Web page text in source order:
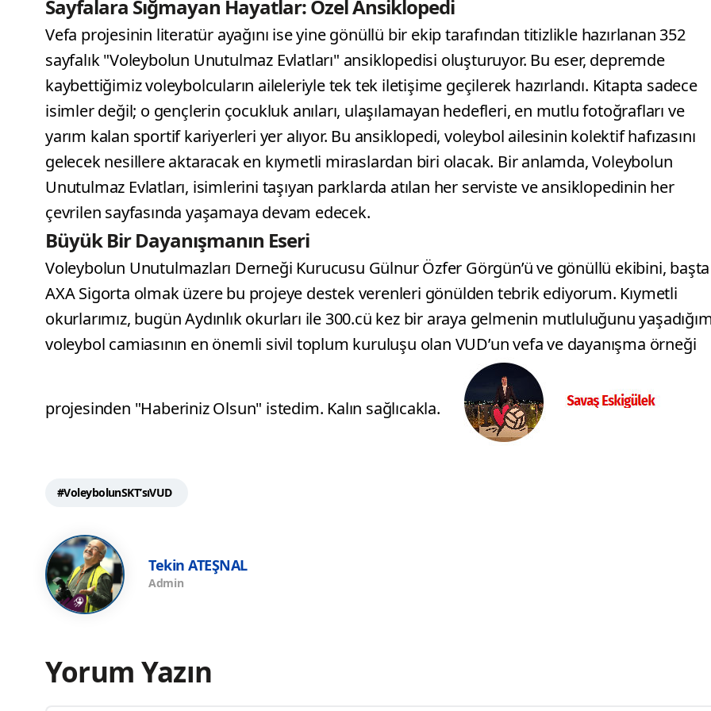
Sayfalara Sığmayan Hayatlar: Özel Ansiklopedi
Vefa projesinin literatür ayağını ise yine gönüllü bir ekip tarafından titizlikle hazırlanan 352
sayfalık "Voleybolun Unutulmaz Evlatları" ansiklopedisi oluşturuyor. Bu eser, depremde
kaybettiğimiz voleybolcuların aileleriyle tek tek iletişime geçilerek hazırlandı. Kitapta sadece
isimler değil; o gençlerin çocukluk anıları, ulaşılamayan hedefleri, en mutlu fotoğrafları ve
yarım kalan sportif kariyerleri yer alıyor. Bu ansiklopedi, voleybol ailesinin kolektif hafızasını
gelecek nesillere aktaracak en kıymetli miraslardan biri olacak. Bir anlamda, Voleybolun
Unutulmaz Evlatları, isimlerini taşıyan parklarda atılan her serviste ve ansiklopedinin her
çevrilen sayfasında yaşamaya devam edecek.
Büyük Bir Dayanışmanın Eseri
Voleybolun Unutulmazları Derneği Kurucusu Gülnur Özfer Görgün’ü ve gönüllü ekibini, başta
AXA Sigorta olmak üzere bu projeye destek verenleri gönülden tebrik ediyorum. Kıymetli
okurlarımız, bugün Aydınlık okurları ile 300.cü kez bir araya gelmenin mutluluğunu
voleybol camiasının en önemli sivil toplum kuruluşu olan VUD’un vefa ve dayanışma örneği
projesinden "Haberiniz Olsun" istedim. Kalın sağlıcakla.
#VoleybolunSKT’sıVUD
Tekin ATEŞNAL
Admin
Yorum Yazın